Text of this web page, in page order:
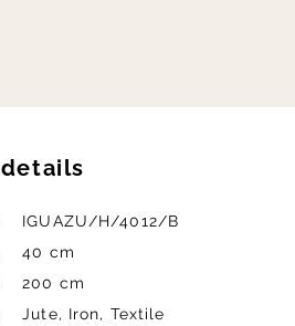
details
IGUAZU/H/4012/B
40 cm
200 cm
Jute, Iron, Textile